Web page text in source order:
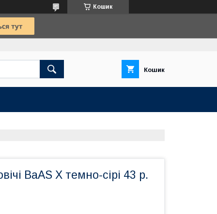
Кошик
Кошик
BaAS X темно-сірі 43 р.